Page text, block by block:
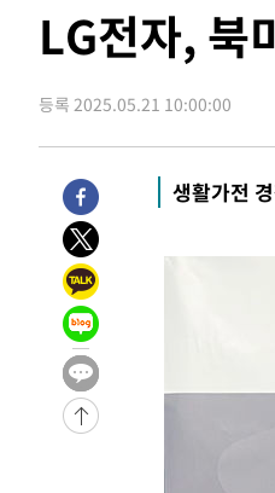
2시간 전 >남자 농구, 나고야 아
3시간 전 >극한폭염 한풀 꺾이지
4시간 전 >축구협회 "압수수색·
5시간 전 >
[속보]'압수수색·성
8시간 전 >
'최고 37도' 폭염 지
10시간 전 >
-23907초 전 >
이란 "호르무즈
-14954초 전 >
[속보]與최고위
한민수·김용 순
-14907초 전 >
[속보]김민석, 與
청래 44.56%
-14189초 전 >
42.08%·宋 10.17%
-13723초 전 >
[속보]與 당대표
낮 최고 35도 '무
LG전자,
등록 2025.05.21 10:00:00
생활가전